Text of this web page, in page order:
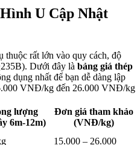
U Cập Nhật
thuộc rất lớn vào quy cách, độ
Dưới đây là bảng giá thép
dụng nhất để bạn dễ dàng lập
VNĐ/kg đến 26.000 VNĐ/kg
lượng
6m-12m)
Đơn giá tham khảo
(VNĐ/kg)
15.000 – 26.000